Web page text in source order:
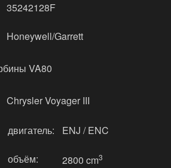
35242128F
Honeywell/Garrett
VA80
Chrysler Voyager III
двигатель: ENJ / ENC
объём: 2800 cm3